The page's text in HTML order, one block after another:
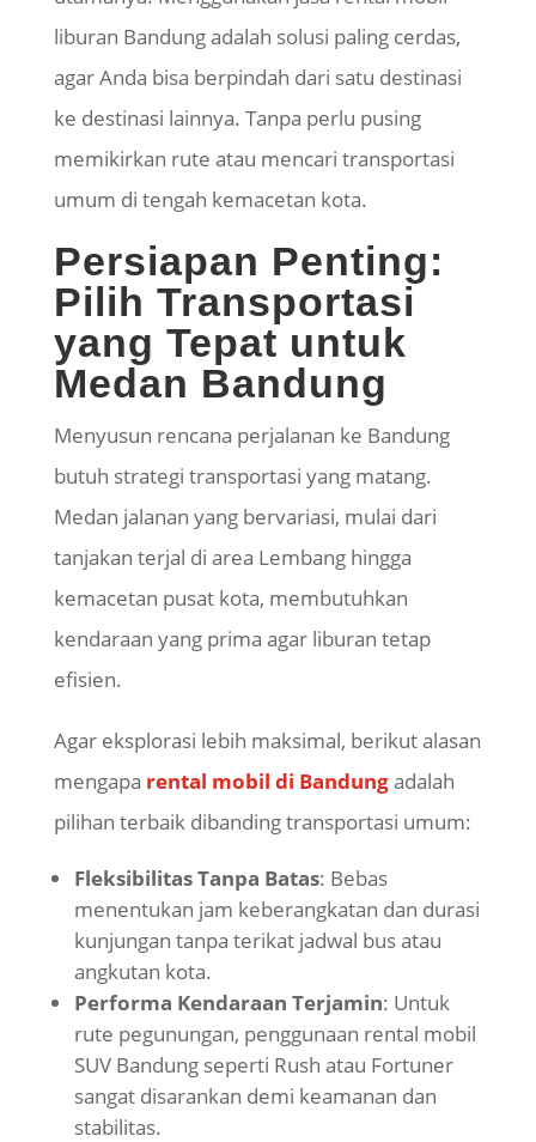
liburan Bandung adalah solusi paling cerdas,
agar Anda bisa berpindah dari satu destinasi
ke destinasi lainnya. Tanpa perlu pusing
memikirkan rute atau mencari transportasi
umum di tengah kemacetan kota.
Persiapan Penting:
Pilih Transportasi
yang Tepat untuk
Medan Bandung
Menyusun rencana perjalanan ke Bandung
butuh strategi transportasi yang matang.
Medan jalanan yang bervariasi, mulai dari
tanjakan terjal di area Lembang hingga
kemacetan pusat kota, membutuhkan
kendaraan yang prima agar liburan tetap
efisien.
Agar eksplorasi lebih maksimal, berikut alasan
mengapa rental mobil di Bandungadalah
pilihan terbaik dibanding transportasi umum:
Fleksibilitas Tanpa Batas: Bebas
menentukan jam keberangkatan dan durasi
kunjungan tanpa terikat jadwal bus atau
angkutan kota.
Performa Kendaraan Terjamin: Untuk
rute pegunungan, penggunaan rental mobil
SUV Bandung seperti Rush atau Fortuner
sangat disarankan demi keamanan dan
stabilitas.